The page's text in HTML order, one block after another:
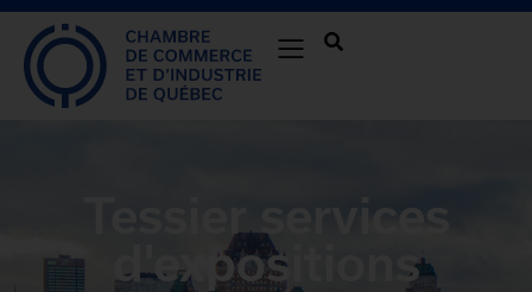
Tessier services
d'expositions